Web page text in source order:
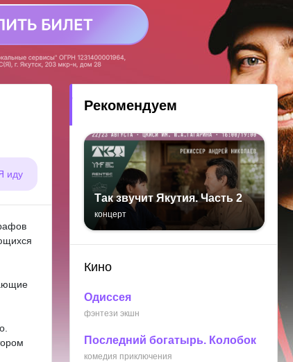
иду
Рекомендуем
концерт
Так звучит Якутия. Часть 2
Кино
Одиссея
фэнтези экшн
Последний богатырь. Колобок
комедия приключения